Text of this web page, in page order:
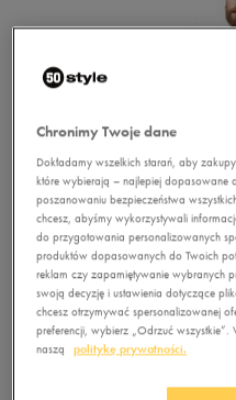
Chronimy Twoje dane
Dokładamy wszelkich starań, aby
które wybierają – najlepiej dopasowane
poszanowaniu bezpieczeństwa
chcesz, abyśmy wykorzystywali
do przygotowania personalizowanych
produktów dopasowanych do Twoich
reklam czy zapamiętywanie wybranych
swoją decyzję i ustawienia dotyczące
chcesz otrzymywać spersonalizowanej
preferencji, wybierz „Odrzuć
naszą
politykę prywatności.